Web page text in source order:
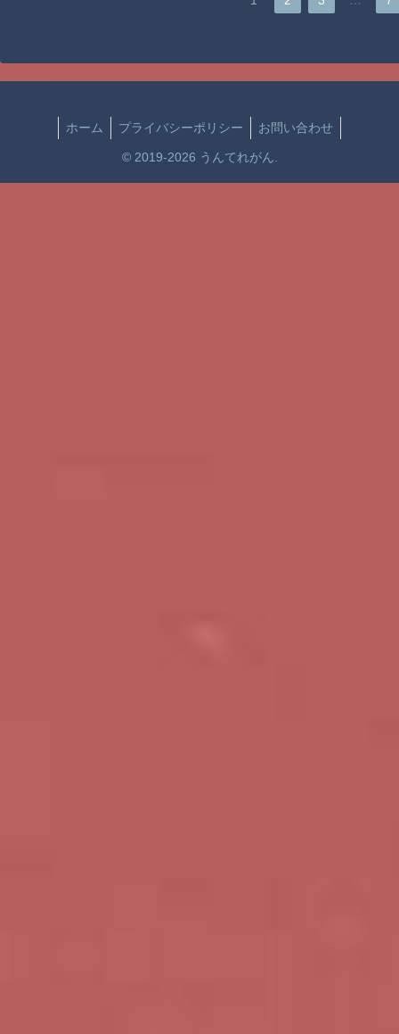
ホーム プライバシーポリシー お問い合わせ
© 2019-2026 うんてれがん.